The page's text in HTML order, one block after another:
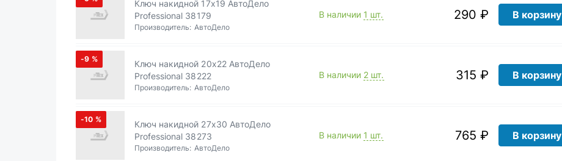
Ключ накидной 17х19 АвтоДело
Professional 38179
Производитель: АвтоДело
В наличии 1 шт. 290 ₽ В корзину
-9 %
Ключ накидной 20х22 АвтоДело
Professional 38222
Производитель: АвтоДело
В наличии 2 шт. 315 ₽ В корзину
-10 %
Ключ накидной 27х30 АвтоДело
Professional 38273
Производитель: АвтоДело
В наличии 1 шт. 765 ₽ В корзину